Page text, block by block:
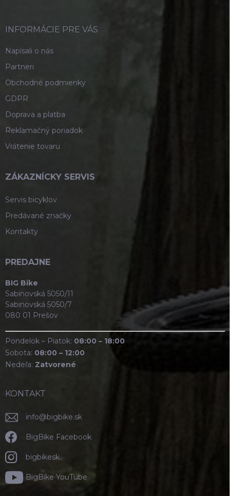
INFORMÁCIE PRE VÁS
Napísali o nás
Partneri
Obchodné podmienky
GDPR
Doprava a platba
Reklamačný poriadok
Vrátenie tovaru
ZÁKAZNÍCKY SERVIS
Servis bicyklov
Predávané značky
Kontakty
PREDAJNE
BIG Bike
Sabinovská 5050/11
Sabinovská 5050/7
080 01 Prešov
Pondelok – Piatok: 08:00 – 18:00
Sobota: 08:00 – 12:00
Nedeľa: Zatvorené
KONTAKT
info@bigbike.sk
BigBike Facebook
bigbikesk
BigBike YouTube